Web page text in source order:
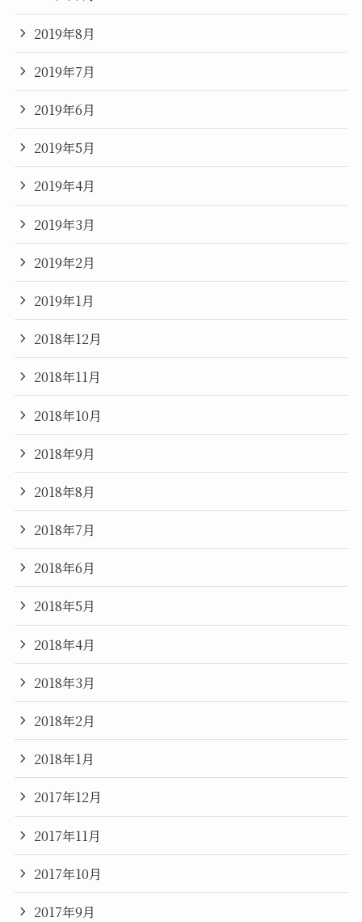
2019年8月
2019年7月
2019年6月
2019年5月
2019年4月
2019年3月
2019年2月
2019年1月
2018年12月
2018年11月
2018年10月
2018年9月
2018年8月
2018年7月
2018年6月
2018年5月
2018年4月
2018年3月
2018年2月
2018年1月
2017年12月
2017年11月
2017年10月
2017年9月